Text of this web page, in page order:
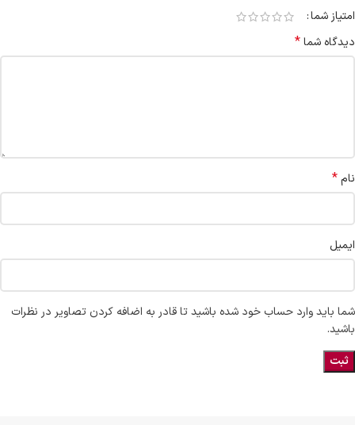
امتیاز شما
دیدگاه شما*
نام*
ایمیل
شما باید وارد حساب خود شده باشید تا قادر به اضافه کردن تصاویر در نظرات
باشید.